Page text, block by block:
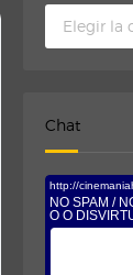
Categorias
Chat